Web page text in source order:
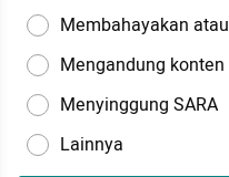
Membahayakan
Mengandung
Menyinggung SARA
Lainnya